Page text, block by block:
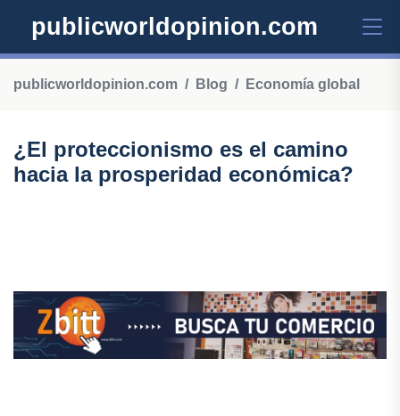
publicworldopinion.com
publicworldopinion.com Blog Economía global
¿El proteccionismo es el camino
hacia la prosperidad económica?